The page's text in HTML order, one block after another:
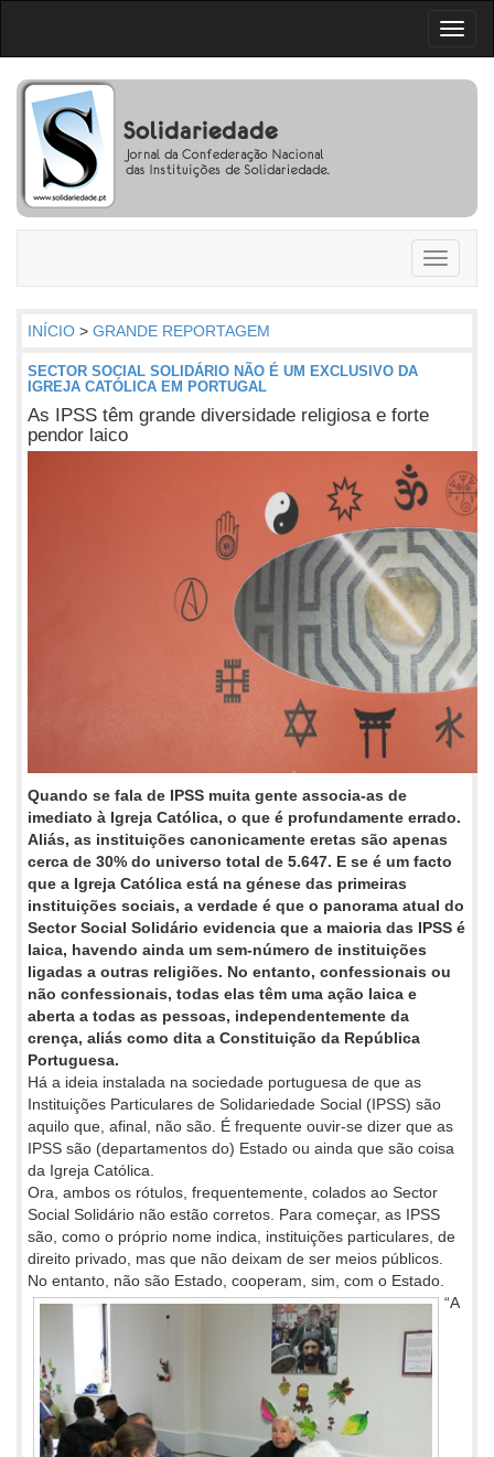
Toggle
INÍCIO > GRANDE REPORTAGEM
SECTOR SOCIAL SOLIDÁRIO NÃO É UM EXCLUSIVO DA
IGREJA CATÓLICA EM PORTUGAL
As IPSS têm grande diversidade religiosa e forte
pendor laico
Quando se fala de IPSS muita gente associa-as de
imediato à Igreja Católica, o que é profundamente errado.
Aliás, as instituições canonicamente eretas são apenas
cerca de 30% do universo total de 5.647. E se é um facto
que a Igreja Católica está na génese das primeiras
instituições sociais, a verdade é que o panorama atual do
Sector Social Solidário evidencia que a maioria das IPSS é
laica, havendo ainda um sem-número de instituições
ligadas a outras religiões. No entanto, confessionais ou
não confessionais, todas elas têm uma ação laica e
aberta a todas as pessoas, independentemente da
crença, aliás como dita a Constituição da República
Portuguesa.
Há a ideia instalada na sociedade portuguesa de que as
Instituições Particulares de Solidariedade Social (IPSS) são
aquilo que, afinal, não são. É frequente ouvir-se dizer que as
IPSS são (departamentos do) Estado ou ainda que são coisa
da Igreja Católica.
Ora, ambos os rótulos, frequentemente, colados ao Sector
Social Solidário não estão corretos. Para começar, as IPSS
são, como o próprio nome indica, instituições particulares, de
direito privado, mas que não deixam de ser meios públicos.
No entanto, não são Estado, cooperam, sim, com o Estado.
“A